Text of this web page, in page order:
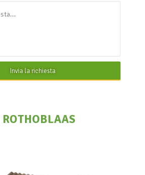
Invia la richiesta
ROTHOBLAAS